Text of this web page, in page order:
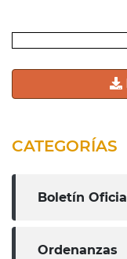
CATEGORÍAS
Boletín Oficial
Ordenanzas